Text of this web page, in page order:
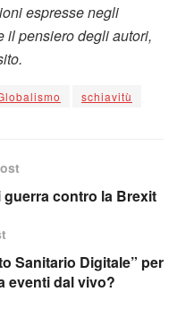
espresse negli
il pensiero degli autori,
schiavitù
contro la Brexit
Sanitario Digitale” per
eventi dal vivo?